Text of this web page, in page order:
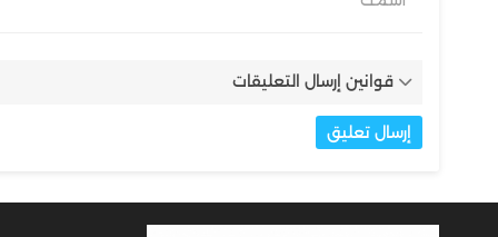
قوانين إرسال التعليقات